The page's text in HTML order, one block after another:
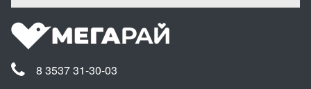
8 3537 31-30-03